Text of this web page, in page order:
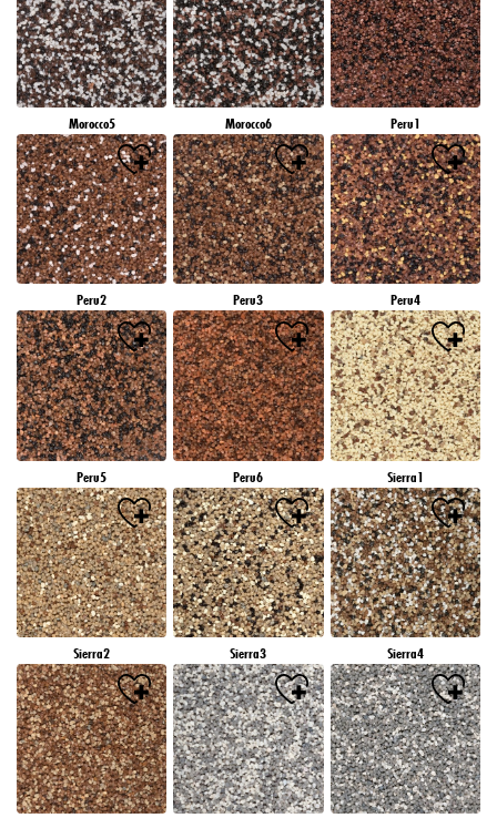
Morocco5 Morocco6 Peru1
Peru2 Peru3 Peru4
Peru5 Peru6 Sierra1
Sierra2 Sierra3 Sierra4